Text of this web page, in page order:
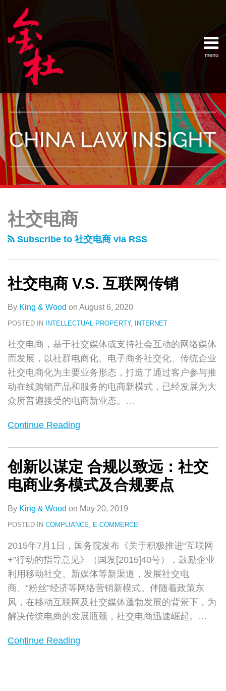
content
menu
Home
- 关于
金杜
Services
- 专业领
域
Contact
- 联系
我们
English
Example Link
China Banking Regulatory
China Insurance Regulatory
China Securities Regulatory
General Administration of Customs
Ministry of Commerce
National Development and Reform
Pacific Rim Advisory Council
State Administration for Industry &
State Administration of Foreign
Supreme People’s Court
World Law Group
RSS
LinkedIn
Weibo
社交电商
Subscribe to 社交电商 via RSS
社交电商 V.S. 互联网传销
By King & Wood on August 6, 2020
POSTED IN INTELLECTUAL PROPERTY, INTERNET
社交电商，基于社交媒体或支持社会互动的网络媒体
而发展，以社群电商化、电子商务社交化、传统企业
社交电商化为主要业务形态，打造了通过客户参与推
动在线购销产品和服务的电商新模式，已经发展为大
众所普遍接受的电商新业态。 …
Continue Reading
电
商
联
传
销
创新以谋定 合规以致远：社交
电商业务模式及合规要点
By King & Wood on May 20, 2019
POSTED IN COMPLIANCE E-COMMERCE
2015年7月1日，国务院发布《关于积极推进“互联网
+”行动的指导意见》（国发[2015]40号），鼓励企业
利用移动社交、新媒体等新渠道，发展社交电
商、“粉丝”经济等网络营销新模式。伴随着政策东
风，在移动互联网及社交媒体蓬勃发展的背景下，为
解决传统电商的发展瓶颈，社交电商迅速崛起。 …
Continue Reading
以
谋
规
致
远：
业
务
模
及
点